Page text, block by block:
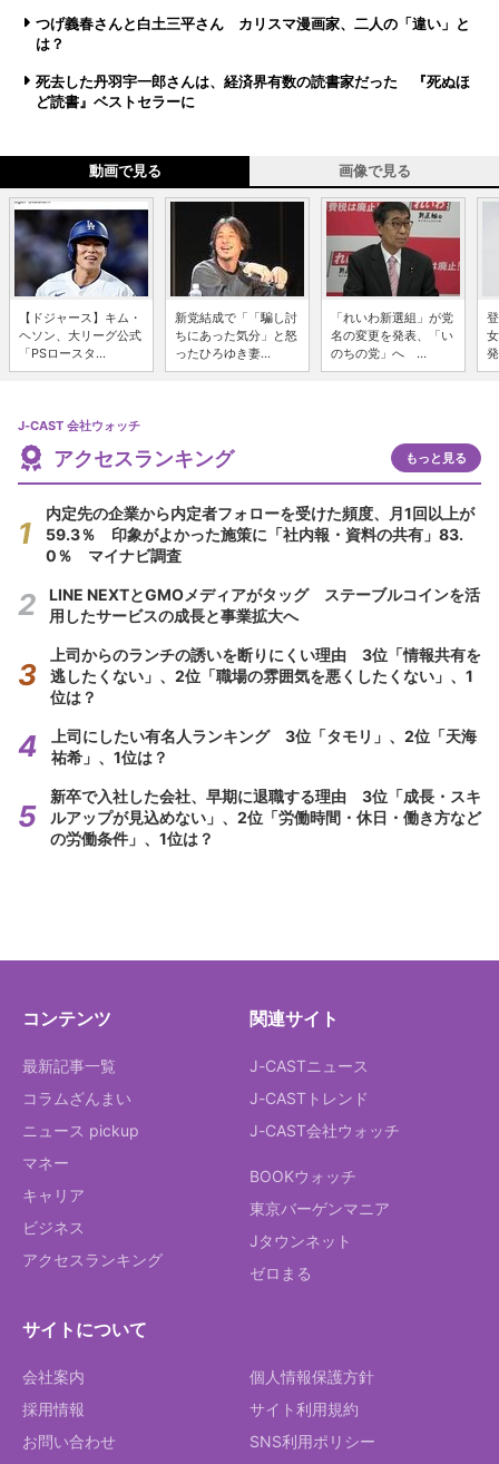
つげ義春さんと白土三平さん カリスマ漫画家、二人の「違い」と
は？
死去した丹羽宇一郎さんは、経済界有数の読書家だった 『死ぬほ
ど読書』ベストセラーに
動画で見る 画像で見る
【ドジャース】キム・
ヘソン、大リーグ公式
「PSロースタ...
新党結成で「「騙し討
ちにあった気分」と怒
ったひろゆき妻...
「れいわ新選組」が党
名の変更を発表、「い
のちの党」へ ...
J-CAST 会社ウォッチ
アクセスランキング もっと見る
内定先の企業から内定者フォローを受けた頻度、月1回以上が
59.3％ 印象がよかった施策に「社内報・資料の共有」83.
0％ マイナビ調査
LINE NEXTとGMOメディアがタッグ ステーブルコインを活
用したサービスの成長と事業拡大へ
上司からのランチの誘いを断りにくい理由 3位「情報共有を
逃したくない」、2位「職場の雰囲気を悪くしたくない」、1
位は？
上司にしたい有名人ランキング 3位「タモリ」、2位「天海
祐希」、1位は？
新卒で入社した会社、早期に退職する理由 3位「成長・スキ
ルアップが見込めない」、2位「労働時間・休日・働き方など
の労働条件」、1位は？
コンテンツ
最新記事一覧
コラムざんまい
ニュース pickup
マネー
キャリア
ビジネス
アクセスランキング
関連サイト
J-CASTニュース
J-CASTトレンド
J-CAST会社ウォッチ
BOOKウォッチ
東京バーゲンマニア
Jタウンネット
ゼロまる
サイトについて
会社案内
採用情報
お問い合わせ
個人情報保護方針
サイト利用規約
SNS利用ポリシー